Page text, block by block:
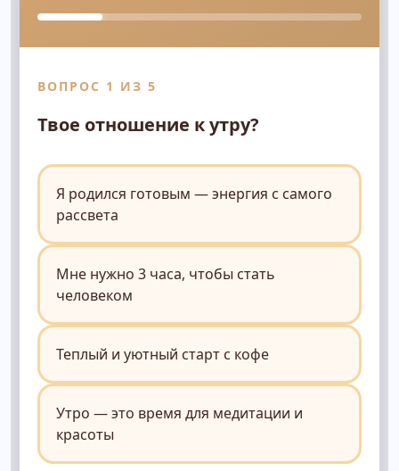
ВОПРОС 1 ИЗ 5
Твое отношение к утру?
Я родился готовым — энергия с самого
рассвета
Мне нужно 3 часа, чтобы стать
человеком
Теплый и уютный старт с кофе
Утро — это время для медитации и
красоты